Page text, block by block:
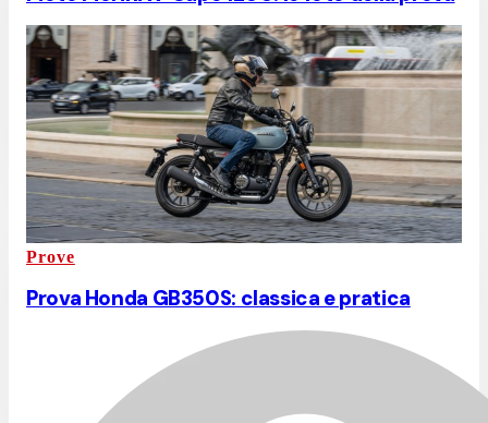
Prove
Prova Honda GB350S: classica e pratica